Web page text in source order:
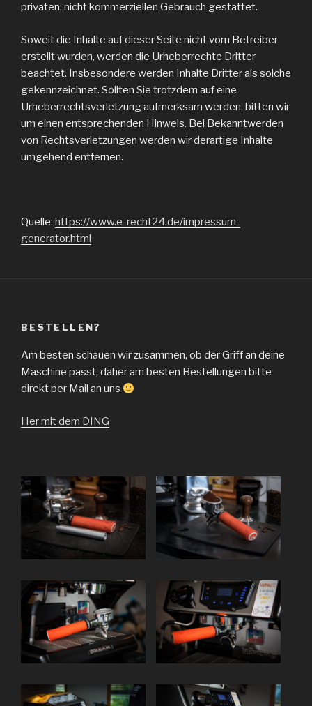
privaten, nicht kommerziellen Gebrauch gestattet.
Soweit die Inhalte auf dieser Seite nicht vom Betreiber
erstellt wurden, werden die Urheberrechte Dritter
beachtet. Insbesondere werden Inhalte Dritter als solche
gekennzeichnet. Sollten Sie trotzdem auf eine
Urheberrechtsverletzung aufmerksam werden, bitten wir
um einen entsprechenden Hinweis. Bei Bekanntwerden
von Rechtsverletzungen werden wir derartige Inhalte
umgehend entfernen.
Quelle: https://www.e-recht24.de/impressum-
generator.html
BESTELLEN?
Am besten schauen wir zusammen, ob der Griff an deine
Maschine passt, daher am besten Bestellungen bitte
direkt per Mail an uns
Her mit dem DING